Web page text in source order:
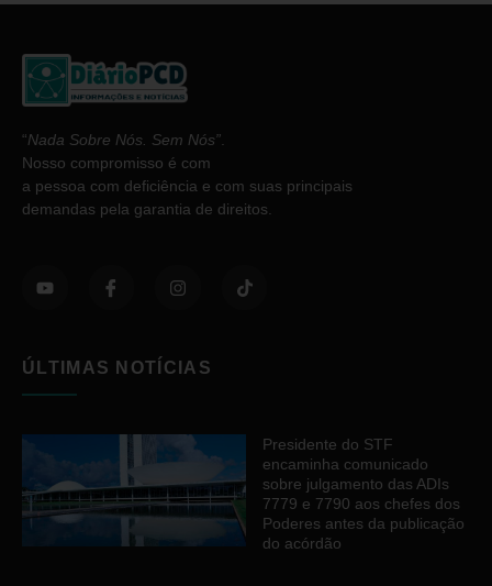
“Nada Sobre Nós. Sem Nós”
Nosso compromisso é com
a pessoa com deficiência e com suas principais
demandas pela garantia de direitos.
ÚLTIMAS NOTÍCIAS
Presidente do STF
encaminha comunicado
sobre julgamento das ADIs
7779 e 7790 aos chefes dos
Poderes antes da publicação
do acórdão